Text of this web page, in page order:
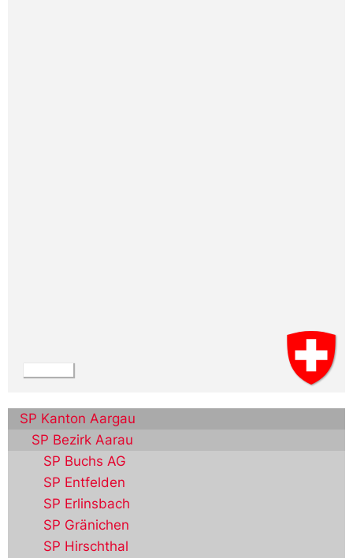
SP Kanton Aargau
SP Bezirk Aarau
SP Buchs AG
SP Entfelden
SP Erlinsbach
SP Gränichen
SP Hirschthal